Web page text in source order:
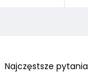
Najczęstsze pytania